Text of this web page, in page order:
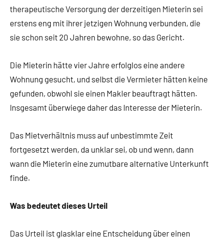
therapeutische Versorgung der derzeitigen Mieterin sei
erstens eng mit ihrer jetzigen Wohnung verbunden, die
sie schon seit 20 Jahren bewohne, so das Gericht.
Die Mieterin hätte vier Jahre erfolglos eine andere
Wohnung gesucht, und selbst die Vermieter hätten keine
gefunden, obwohl sie einen Makler beauftragt hätten.
Insgesamt überwiege daher das Interesse der Mieterin.
Das Mietverhältnis muss auf unbestimmte Zeit
fortgesetzt werden, da unklar sei, ob und wenn, dann
wann die Mieterin eine zumutbare alternative Unterkunft
finde.
Was bedeutet dieses Urteil
Das Urteil ist glasklar eine Entscheidung über einen